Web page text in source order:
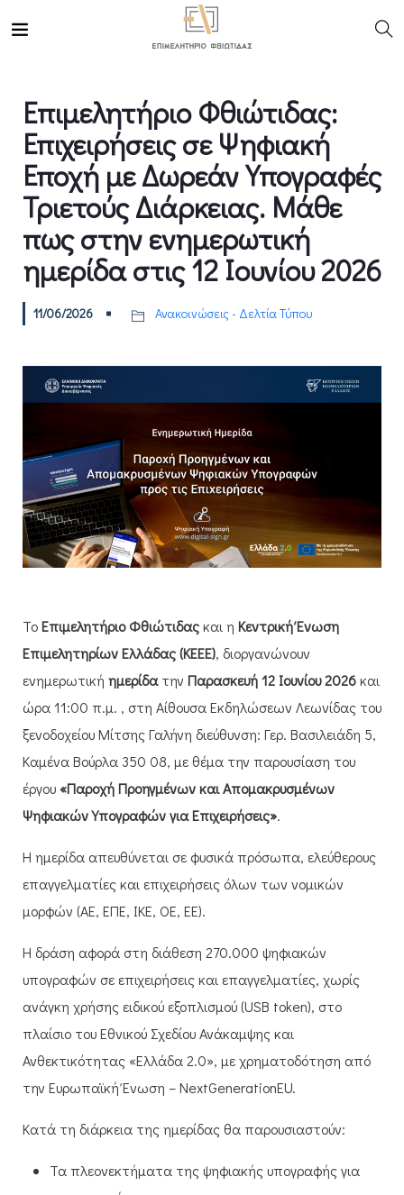
Eπιμελητήριο Φθιώτιδας:
Επιχειρήσεις σε Ψηφιακή
Εποχή με Δωρεάν Υπογραφές
Τριετούς Διάρκειας. Μάθε
πως στην ενημερωτική
ημερίδα στις 12 Ιουνίου 2026
11/06/2026 Ανακοινώσεις - Δελτία Τύπου
ΤοΕπιμελητήριο Φθιώτιδαςκαι η Κεντρική Ένωση
Επιμελητηρίων Ελλάδας (ΚΕΕΕ), διοργανώνουν
ενημερωτική ημερίδατην Παρασκευή12 Ιουνίου 2026και
ώρα 11:00 π.μ. , στη Αίθουσα Εκδηλώσεων Λεωνίδας του
ξενοδοχείου Μίτσης Γαλήνη διεύθυνση: Γερ. Βασιλειάδη 5,
Καμένα Βούρλα 350 08, με θέμα την παρουσίαση του
έργου«Παροχή Προηγμένων και Απομακρυσμένων
Ψηφιακών Υπογραφών για Επιχειρήσεις».
Η ημερίδα απευθύνεται σε φυσικά πρόσωπα, ελεύθερους
επαγγελματίες και επιχειρήσεις όλων των νομικών
μορφών (ΑΕ, ΕΠΕ, ΙΚΕ, ΟΕ, ΕΕ).
Η δράση αφορά στη διάθεση 270.000 ψηφιακών
υπογραφών σε επιχειρήσεις και επαγγελματίες, χωρίς
ανάγκη χρήσης ειδικού εξοπλισμού (USB token), στο
πλαίσιο του Εθνικού Σχεδίου Ανάκαμψης και
Ανθεκτικότητας «Ελλάδα 2.0», με χρηματοδότηση από
την Ευρωπαϊκή Ένωση – NextGenerationEU.
Κατά τη διάρκεια της ημερίδας θα παρουσιαστούν:
Τα πλεονεκτήματα της ψηφιακής υπογραφής για